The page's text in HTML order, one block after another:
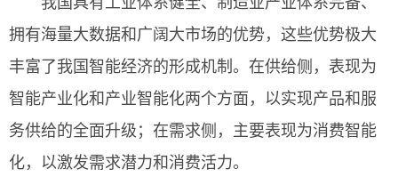
拥有海量大数据和广阔大市场的优势，这些优势极大
丰富了我国智能经济的形成机制。在供给侧，表现为
智能产业化和产业智能化两个方面，以实现产品和服
务供给的全面升级；在需求侧，主要表现为消费智能
化，以激发需求潜力和消费活力。